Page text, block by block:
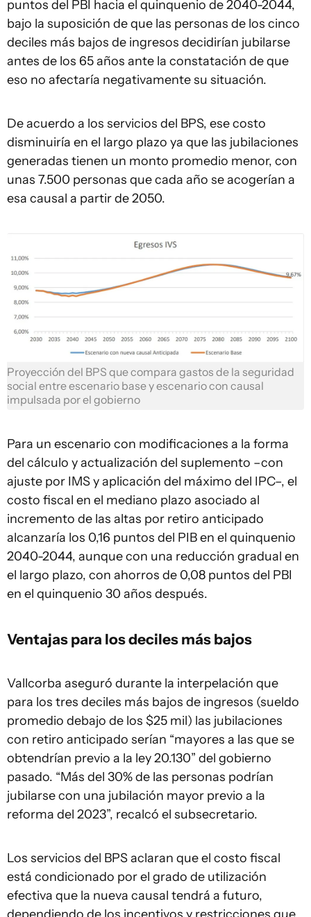
puntos del PBI hacia el quinquenio de 2040-2044,
bajo la suposición de que las personas de los cinco
deciles más bajos de ingresos decidirían jubilarse
antes de los 65 años ante la constatación de que
eso no afectaría negativamente su situación.
De acuerdo a los servicios del BPS, ese costo
disminuiría en el largo plazo ya que las jubilaciones
generadas tienen un monto promedio menor, con
unas 7.500 personas que cada año se acogerían a
esa causal a partir de 2050.
Proyección del BPS que compara gastos de la seguridad
social entre escenario base y escenario con causal
impulsada por el gobierno
Para un escenario con modificaciones a la forma
del cálculo y actualización del suplemento –con
ajuste por IMS y aplicación del máximo del IPC–, el
costo fiscal en el mediano plazo asociado al
incremento de las altas por retiro anticipado
alcanzaría los 0,16 puntos del PIB en el quinquenio
2040-2044, aunque con una reducción gradual en
el largo plazo, con ahorros de 0,08 puntos del PBI
en el quinquenio 30 años después.
Ventajas para los deciles más bajos
Vallcorba aseguró durante la interpelación que
para los tres deciles más bajos de ingresos (sueldo
promedio debajo de los $25 mil) las jubilaciones
con retiro anticipado serían “mayores a las que se
obtendrían previo a la ley 20.130” del gobierno
pasado. “Más del 30% de las personas podrían
jubilarse con una jubilación mayor previo a la
reforma del 2023”, recalcó el subsecretario.
Los servicios del BPS aclaran que el costo fiscal
está condicionado por el grado de utilización
efectiva que la nueva causal tendrá a futuro,